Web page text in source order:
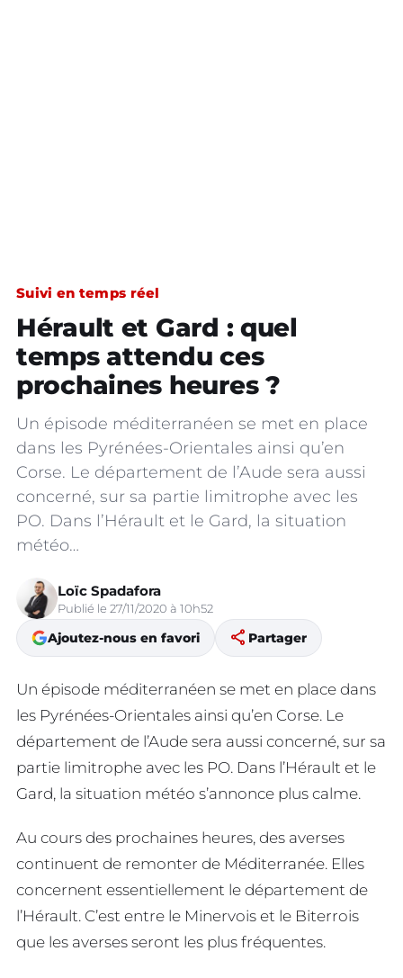
Suivi en temps réel
Hérault et Gard : quel
temps attendu ces
prochaines heures ?
Un épisode méditerranéen se met en place
dans les Pyrénées-Orientales ainsi qu’en
Corse. Le département de l’Aude sera aussi
concerné, sur sa partie limitrophe avec les
PO. Dans l’Hérault et le Gard, la situation
météo…
Loïc Spadafora
Publié le 27/11/2020 à 10h52
Ajoutez-nous en favori share Partager
Un épisode méditerranéen se met en place dans
les Pyrénées-Orientales ainsi qu’en Corse. Le
département de l’Aude sera aussi concerné, sur sa
partie limitrophe avec les PO. Dans l’Hérault et le
Gard, la situation météo s’annonce plus calme.
Au cours des prochaines heures, des averses
continuent de remonter de Méditerranée. Elles
concernent essentiellement le département de
l’Hérault. C’est entre le Minervois et le Biterrois
que les averses seront les plus fréquentes.